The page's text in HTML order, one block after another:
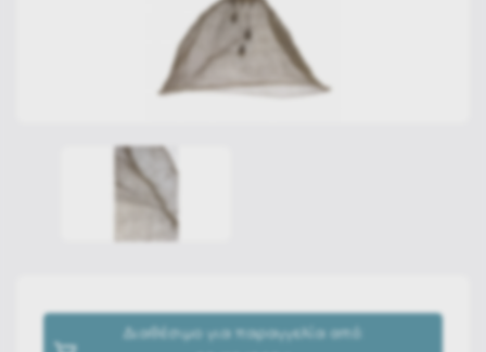
Διαθέσιμο για παραγγελία από: